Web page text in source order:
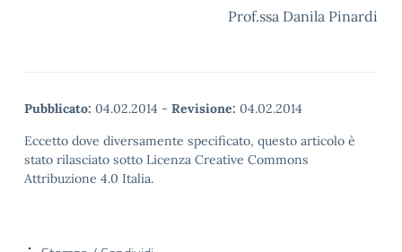
Prof.ssa Danila Pinardi
Pubblicato: 04.02.2014 - Revisione: 04.02.2014
Eccetto dove diversamente specificato, questo articolo è
stato rilasciato sotto Licenza Creative Commons
Attribuzione 4.0 Italia.